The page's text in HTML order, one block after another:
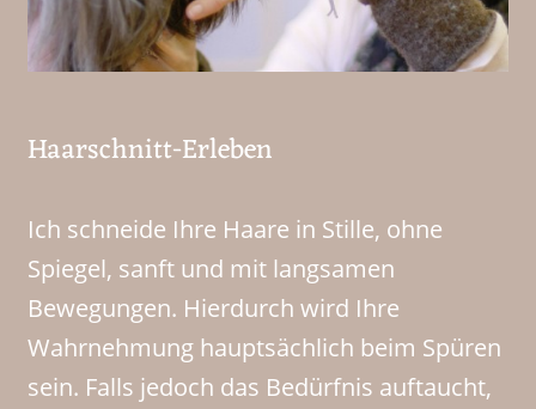
Haarschnitt-Erleben
Ich schneide Ihre Haare in Stille, ohne
Spiegel, sanft und mit langsamen
Bewegungen. Hierdurch wird Ihre
Wahrnehmung hauptsächlich beim Spüren
sein. Falls jedoch das Bedürfnis auftaucht,